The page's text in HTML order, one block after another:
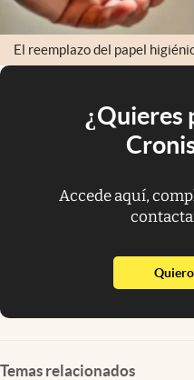
El reemplazo del papel
¿Quieres
Accede aquí,
Temas relacionados